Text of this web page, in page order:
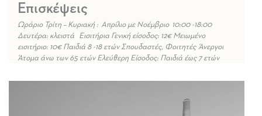
Επισκέψεις
Ωράριο Τρίτη – Κυριακή : Απρίλιο με Νοέμβριο 10:00 -18:00
Δευτέρα: κλειστά Εισιτήρια Γενική είσοδος: 12€ Μειωμένο
εισιτήριο: 10€ Παιδιά 8 -18 ετών Σπουδαστές, Φοιτητές Άνεργοι
Άτομα άνω των 65 ετών Ελεύθερη Είσοδος: Παιδιά έως 7 ετών
Βιομηχανικό Μουσείο Τομάτας «Δ. Νομικός» βρίσκεται στη